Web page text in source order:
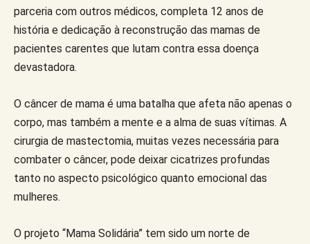
parceria com outros médicos, completa 12 anos de
história e dedicação à reconstrução das mamas de
pacientes carentes que lutam contra essa doença
devastadora.
O câncer de mama é uma batalha que afeta não apenas o
corpo, mas também a mente e a alma de suas vítimas. A
cirurgia de mastectomia, muitas vezes necessária para
combater o câncer, pode deixar cicatrizes profundas
tanto no aspecto psicológico quanto emocional das
mulheres.
O projeto “Mama Solidária” tem sido um norte de